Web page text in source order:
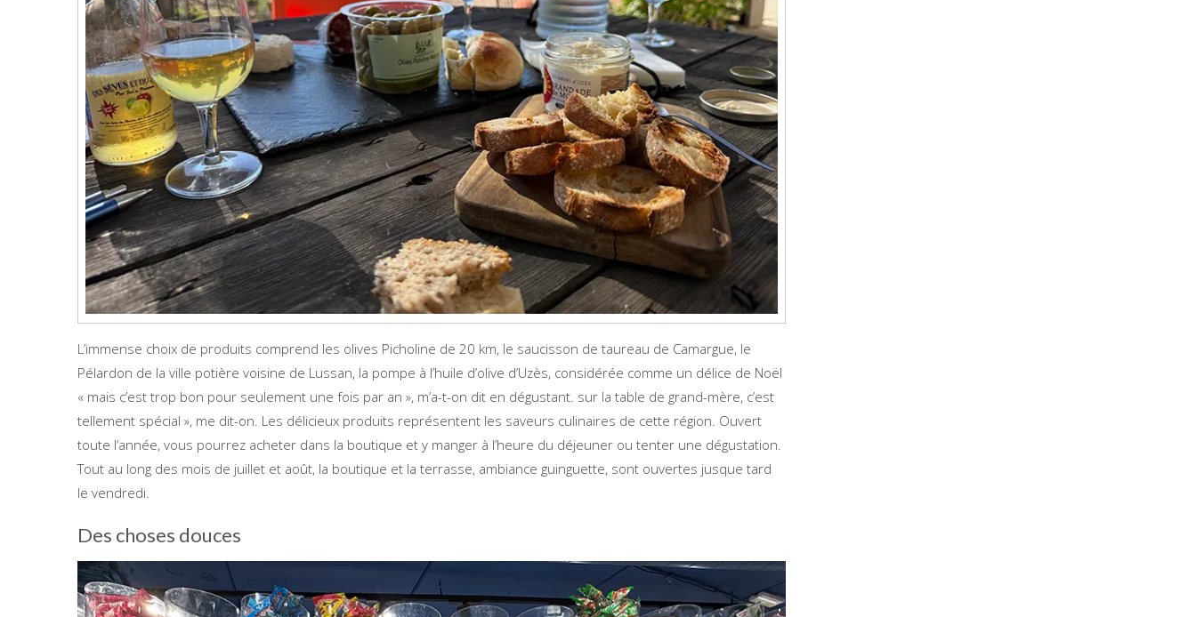
L’immense choix de produits comprend les olives Picholine de 20 km, le saucisson de taureau de Camargue, le
Pélardon de la ville potière voisine de Lussan, la pompe à l’huile d’olive d’Uzès, considérée comme un délice de Noël
« mais c’est trop bon pour seulement une fois par an », m’a-t-on dit en dégustant. sur la table de grand-mère, c’est
tellement spécial », me dit-on. Les délicieux produits représentent les saveurs culinaires de cette région. Ouvert
toute l’année, vous pourrez acheter dans la boutique et y manger à l’heure du déjeuner ou tenter une dégustation.
Tout au long des mois de juillet et août, la boutique et la terrasse, ambiance guinguette, sont ouvertes jusque tard
le vendredi.
Des choses douces